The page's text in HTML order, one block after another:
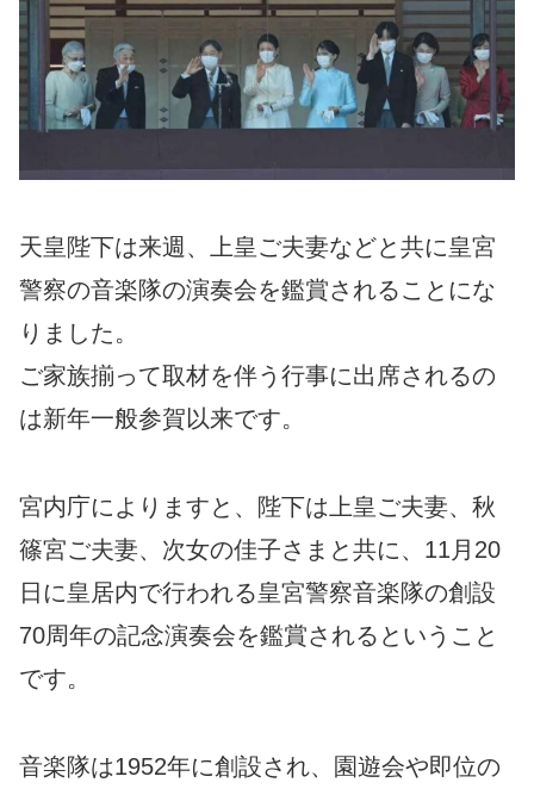
天皇陛下は来週、上皇ご夫妻などと共に皇宮
警察の音楽隊の演奏会を鑑賞されることにな
りました。
ご家族揃って取材を伴う行事に出席されるの
は新年一般参賀以来です。
宮内庁によりますと、陛下は上皇ご夫妻、秋
篠宮ご夫妻、次女の佳子さまと共に、11月20
日に皇居内で行われる皇宮警察音楽隊の創設
70周年の記念演奏会を鑑賞されるということ
です。
音楽隊は1952年に創設され、園遊会や即位の